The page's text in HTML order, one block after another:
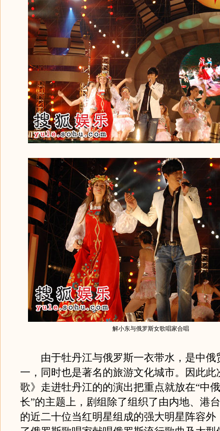
解小东与俄罗斯女歌唱家合唱
由于牡丹江与俄罗斯一衣带水，是中俄
一，同时也是著名的旅游文化城市。因此此
歌》走进牡丹江的的演出把重点就放在“中
长”的主题上，剧组除了组织了由内地、港
的近二十位当红明星组成的强大明星阵容外